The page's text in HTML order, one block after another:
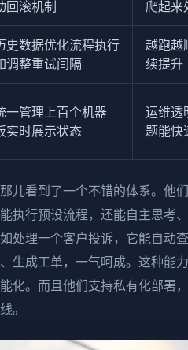
回滚机制
爬起来
史数据优化流程执行
调整重试间隔
越跑越
续提升
一管理上百个机器
实时展示状态
运维透
题能快
儿看到了一个不错的体系。他
执行预设流程，还能自主思考
处理一个客户投诉，它能自动
生成工单，一气呵成。这种能
化。而且他们支持私有化部署
。